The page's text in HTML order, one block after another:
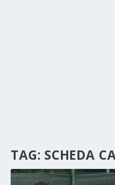
TAG: SCHEDA